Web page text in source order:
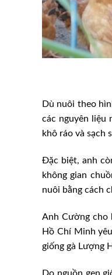
Dù nuôi theo
các nguyên liệu
khô ráo và sạch
Đặc biệt, anh
không gian
nuôi bằng cách
Anh Cường cho
Hồ Chí Minh
giống gà Lượng
Do nguồn gen